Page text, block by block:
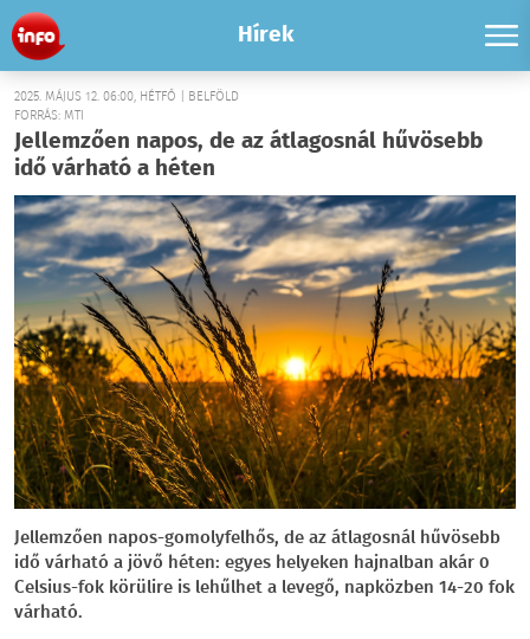
Hírek
2025. MÁJUS 12. 06:00, HÉTFŐ | BELFÖLD
FORRÁS: MTI
Jellemzően napos, de az átlagosnál hűvösebb
idő várható a héten
Jellemzően napos-gomolyfelhős, de az átlagosnál hűvösebb
idő várható a jövő héten: egyes helyeken hajnalban akár 0
Celsius-fok körülire is lehűlhet a levegő, napközben 14-20 fok
várható.